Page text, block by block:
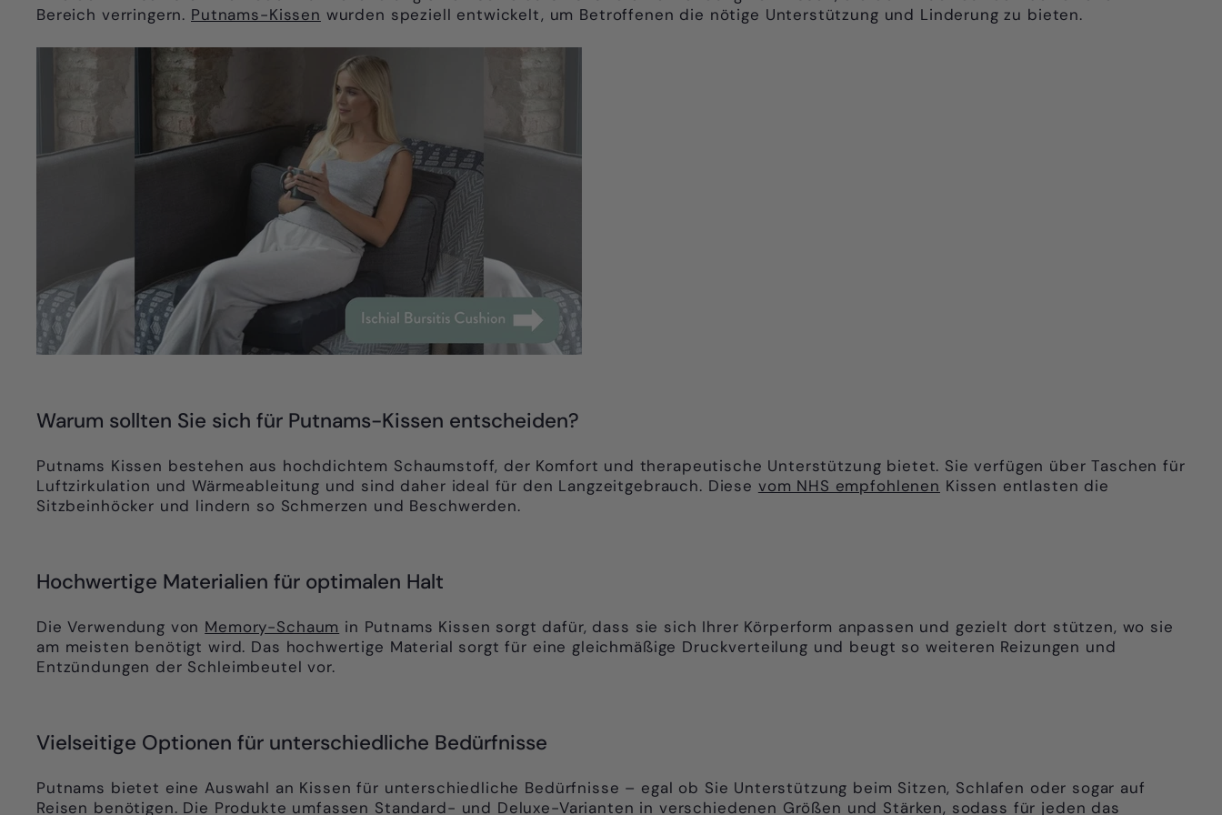
Bereich verringern. Putnams-Kissen wurden speziell entwickelt, um Betroffenen die nötige Unterstützung und Linderung zu bieten.
Warum sollten Sie sich für Putnams-Kissen entscheiden?
Putnams Kissen bestehen aus hochdichtem Schaumstoff, der Komfort und therapeutische Unterstützung bietet. Sie verfügen über Taschen für
Luftzirkulation und Wärmeableitung und sind daher ideal für den Langzeitgebrauch. Diese vom NHS empfohlenen Kissen entlasten die
Sitzbeinhöcker und lindern so Schmerzen und Beschwerden.
Hochwertige Materialien für optimalen Halt
Die Verwendung von Memory-Schaum in Putnams Kissen sorgt dafür, dass sie sich Ihrer Körperform anpassen und gezielt dort stützen, wo sie
am meisten benötigt wird. Das hochwertige Material sorgt für eine gleichmäßige Druckverteilung und beugt so weiteren Reizungen und
Entzündungen der Schleimbeutel vor.
Vielseitige Optionen für unterschiedliche Bedürfnisse
Putnams bietet eine Auswahl an Kissen für unterschiedliche Bedürfnisse – egal ob Sie Unterstützung beim Sitzen, Schlafen oder sogar auf
Reisen benötigen. Die Produkte umfassen Standard- und Deluxe-Varianten in verschiedenen Größen und Stärken, sodass für jeden das